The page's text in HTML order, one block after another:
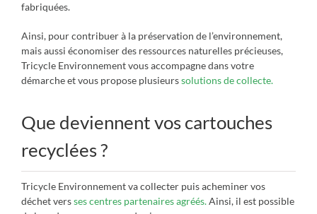
fabriquées.
Ainsi, pour contribuer à la préservation de l’environnement,
mais aussi économiser des ressources naturelles précieuses,
Tricycle Environnement vous accompagne dans votre
démarche et vous propose plusieurssolutions de collecte.
Que deviennent vos cartouches
recyclées ?
Tricycle Environnement va collecter puis acheminer vos
déchet versses centres partenaires agréés.Ainsi, il est possible